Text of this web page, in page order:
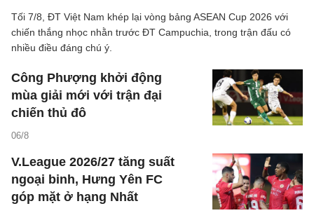
Tối 7/8, ĐT Việt Nam khép lại vòng bảng ASEAN Cup 2026 với
chiến thắng nhọc nhằn trước ĐT Campuchia, trong trận đấu có
nhiều điều đáng chú ý.
Công Phượng khởi động
mùa giải mới với trận đại
chiến thủ đô
06/8
V.League 2026/27 tăng suất
ngoại binh, Hưng Yên FC
góp mặt ở hạng Nhất